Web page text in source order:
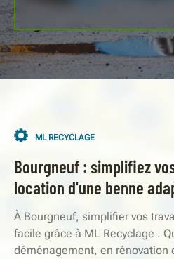
ML RECYCLAGE
Bourgneuf : simplifiez
location d'une benne
À Bourgneuf, simplifier vos
facile grâce à ML Recyclage .
déménagement, en rénovation